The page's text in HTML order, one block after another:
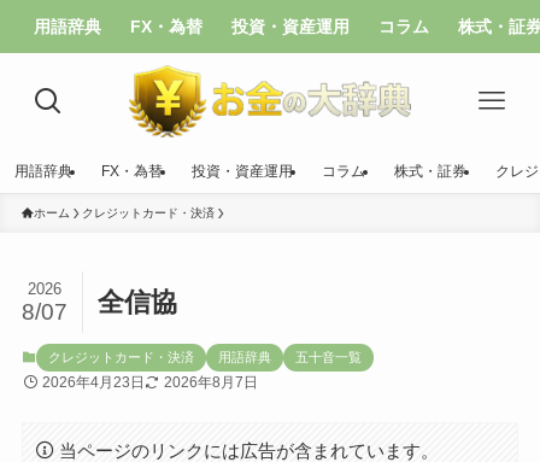
用語辞典 FX・為替 投資・資産運用 コラム 株式・証
用語辞典 FX・為替 投資・資産運用 コラム 株式・証券 クレ
ホーム クレジットカード・決済
全信協
2026
8/07
クレジットカード・決済 用語辞典 五十音一覧
2026年4月23日 2026年8月7日
当ページのリンクには広告が含まれています。